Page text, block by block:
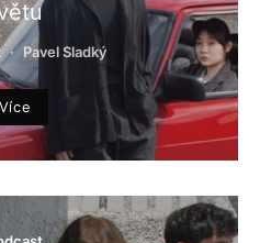
Pavel Sladký
Více